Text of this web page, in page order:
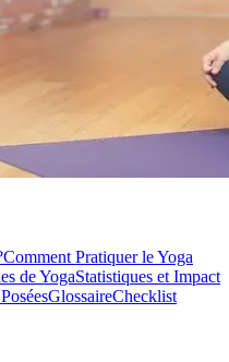
Comment Pratiquer le Yoga
de YogaStatistiques et Impact
GlossaireChecklist